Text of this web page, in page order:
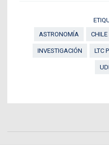
ASTRONOMÍA
CHILE
INVESTIGACIÓN LTC